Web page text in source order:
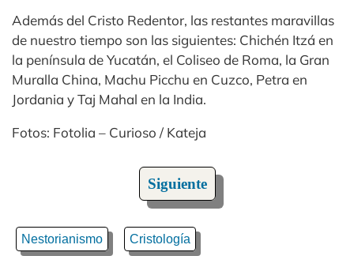
Además del Cristo Redentor, las restantes maravillas
de nuestro tiempo son las siguientes: Chichén Itzá en
la península de Yucatán, el Coliseo de Roma, la Gran
Muralla China, Machu Picchu en Cuzco, Petra en
Jordania y Taj Mahal en la India.
Fotos: Fotolia – Curioso / Kateja
Siguiente
Nestorianismo Cristología